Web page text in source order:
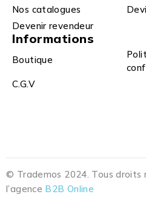
Nos catalogues
Devenir revendeur
Informations
Boutique
C.G.V
© Trademos 2024. Tous droits
l’agence B2B Online